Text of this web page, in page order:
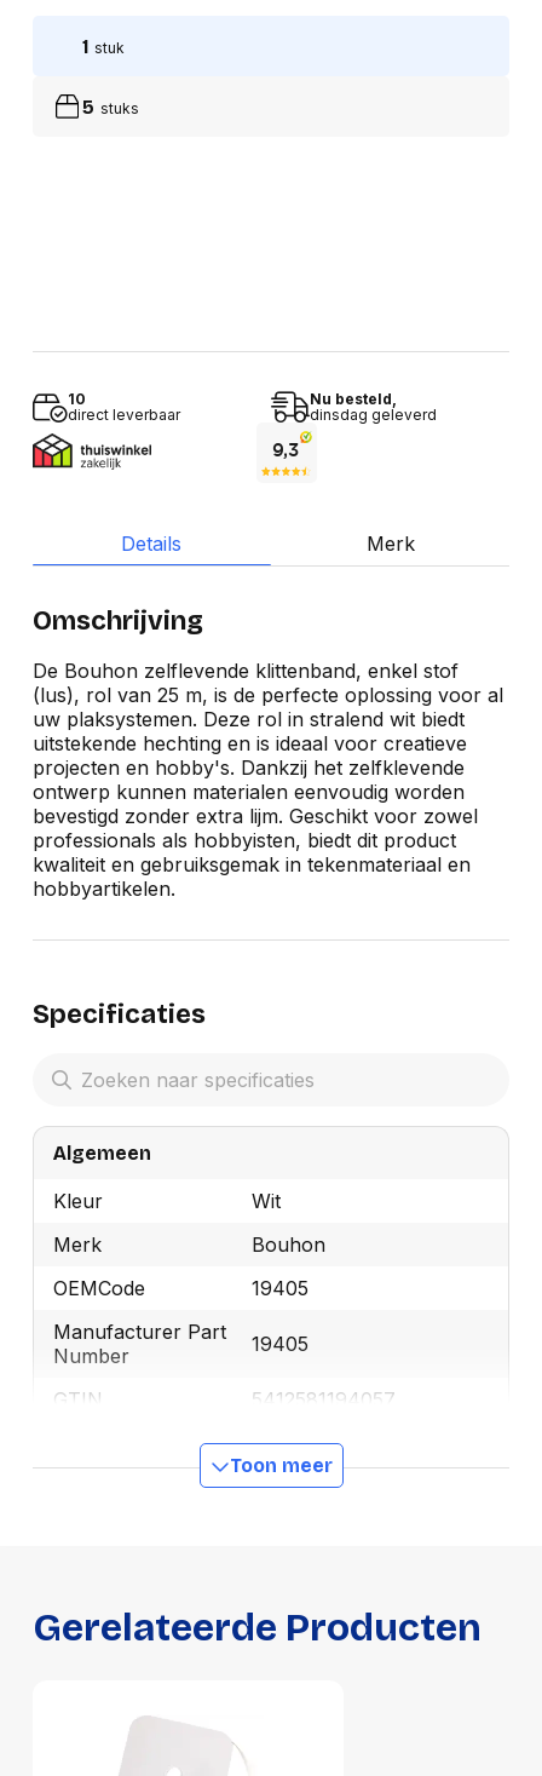
1 stuk
5 stuks
10
direct leverbaar
Nu besteld,
dinsdag geleverd
Details Merk
Omschrijving
De Bouhon zelflevende klittenband, enkel stof
(lus), rol van 25 m, is de perfecte oplossing voor al
uw plaksystemen. Deze rol in stralend wit biedt
uitstekende hechting en is ideaal voor creatieve
projecten en hobby's. Dankzij het zelfklevende
ontwerp kunnen materialen eenvoudig worden
bevestigd zonder extra lijm. Geschikt voor zowel
professionals als hobbyisten, biedt dit product
kwaliteit en gebruiksgemak in tekenmateriaal en
hobbyartikelen.
Specificaties
Algemeen
Kleur
Wit
Merk
Bouhon
OEMCode
19405
Manufacturer Part
Number
19405
GTIN 5412581194057
Productformaat
Gewicht
382 g
Verpakking
Toon meer
Gerelateerde Producten